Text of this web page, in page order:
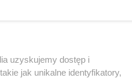
uzyskujemy dostęp i
jak unikalne identyfikatory,